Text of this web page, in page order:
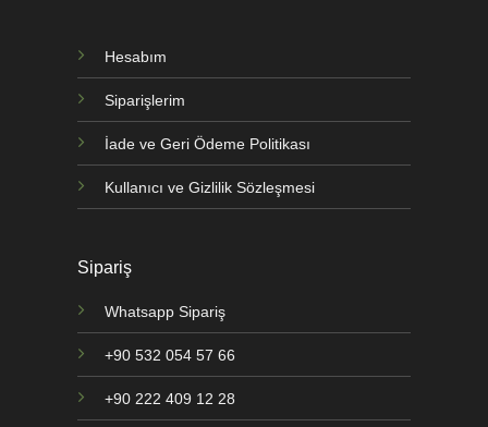
Hesabım
Siparişlerim
İade ve Geri Ödeme Politikası
Kullanıcı ve Gizlilik Sözleşmesi
Sipariş
Whatsapp Sipariş
+90 532 054 57 66
+90 222 409 12 28